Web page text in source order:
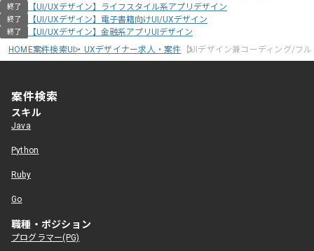
終了 【UI/UXデザイン】ライフスタイル系アプリデザイン
終了 【UI/UXデザイン】電子書籍向けUI/UXデザイン
終了
【UI/UXデザイン】金融系アプリUIデザイン
HOME案件検索UI・UXデザイナー求人・案件 【UIデザイン兼コーディング/フ
案件検索
スキル
Java
Python
Ruby
Go
職種・ポジション
プログラマー(PG)